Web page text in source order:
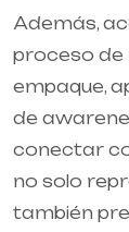
Además,
proceso de
empaque,
de
conectar
no solo
también